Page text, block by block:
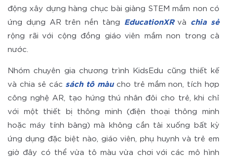
động xây dựng hàng chục bài giảng STEM mầm non có
ứng dụng AR trên nền tảng EducationXRvà chia sẻ
rộng rãi với cộng đồng giáo viên mầm non trong cả
nước.
Nhóm chuyên gia chương trình KidsEdu cũng thiết kế
và chia sẻ các sách tô màucho trẻ mầm non, tích hợp
công nghệ AR, tạo hứng thú nhân đôi cho trẻ, khi chỉ
với một thiết bị thông minh (điện thoại thông minh
hoặc máy tính bảng) mà không cần tải xuống bất kỳ
ứng dụng đặc biệt nào, giáo viên, phụ huynh và trẻ em
giờ đây có thể vừa tô màu vừa chơi với các mô hình